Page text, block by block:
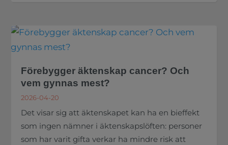
Förebygger äktenskap cancer? Och
vem gynnas mest?
2026-04-20
Det visar sig att äktenskapet kan ha en bieffekt
som ingen nämner i äktenskapslöften: personer
som har varit gifta verkar ha mindre risk att